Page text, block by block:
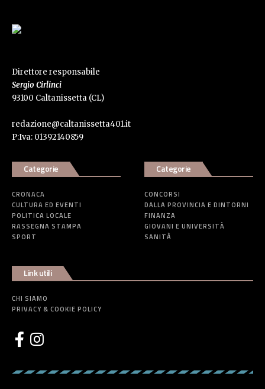
Direttore responsabile
Sergio Cirlinci
93100 Caltanissetta (CL)
redazione@caltanissetta401.it
P:Iva: 01392140859
Categorie
CRONACA
CULTURA ED EVENTI
POLITICA LOCALE
RASSEGNA STAMPA
SPORT
Categorie
CONCORSI
DALLA PROVINCIA E DINTORNI
FINANZA
GIOVANI E UNIVERSITÀ
SANITÀ
Link utili
CHI SIAMO
PRIVACY & COOKIE POLICY